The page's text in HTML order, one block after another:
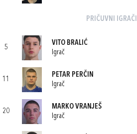
PRIČUVNI IGRAČI
5
VITO BRALIĆ
Igrač
11
PETAR PERČIN
Igrač
20
MARKO VRANJEŠ
Igrač